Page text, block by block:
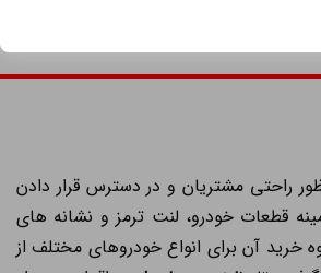
راحتی مشتریان و در دسترس قرار دادن
قطعات خودرو، لنت ترمز و نشانه های
خرید آن برای انواع خودروهای مختلف از